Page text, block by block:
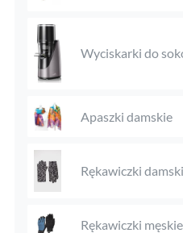
Wyciskarki do
Apaszki damskie
Rękawiczki
Rękawiczki męskie